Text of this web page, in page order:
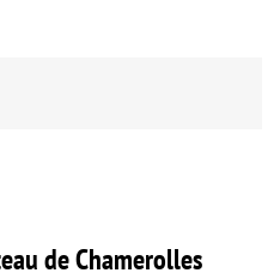
de Chamerolles